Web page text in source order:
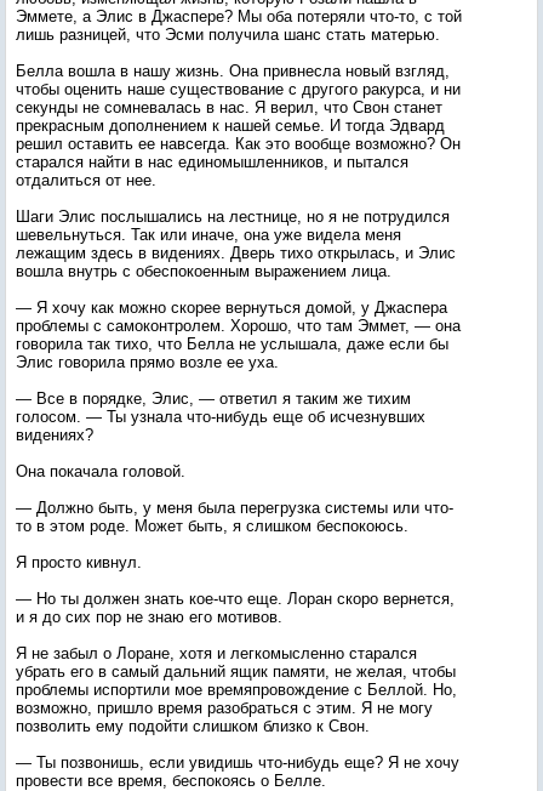
Эммете, а Элис в Джаспере? Мы оба потеряли что-то, с той
лишь разницей, что Эсми получила шанс стать матерью.
Белла вошла в нашу жизнь. Она привнесла новый взгляд,
чтобы оценить наше существование с другого ракурса, и ни
секунды не сомневалась в нас. Я верил, что Свон станет
прекрасным дополнением к нашей семье. И тогда Эдвард
решил оставить ее навсегда. Как это вообще возможно? Он
старался найти в нас единомышленников, и пытался
отдалиться от нее.
Шаги Элис послышались на лестнице, но я не потрудился
шевельнуться. Так или иначе, она уже видела меня
лежащим здесь в видениях. Дверь тихо открылась, и Элис
вошла внутрь с обеспокоенным выражением лица.
— Я хочу как можно скорее вернуться домой, у Джаспера
проблемы с самоконтролем. Хорошо, что там Эммет, — она
говорила так тихо, что Белла не услышала, даже если бы
Элис говорила прямо возле ее уха.
— Все в порядке, Элис, — ответил я таким же тихим
голосом. — Ты узнала что-нибудь еще об исчезнувших
видениях?
Она покачала головой.
— Должно быть, у меня была перегрузка системы или что-
то в этом роде. Может быть, я слишком беспокоюсь.
Я просто кивнул.
— Но ты должен знать кое-что еще. Лоран скоро вернется,
и я до сих пор не знаю его мотивов.
Я не забыл о Лоране, хотя и легкомысленно старался
убрать его в самый дальний ящик памяти, не желая, чтобы
проблемы испортили мое времяпровождение с Беллой. Но,
возможно, пришло время разобраться с этим. Я не могу
позволить ему подойти слишком близко к Свон.
— Ты позвонишь, если увидишь что-нибудь еще? Я не хочу
провести все время, беспокоясь о Белле.